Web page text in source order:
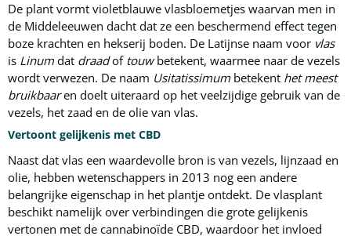
De plant vormt violetblauwe vlasbloemetjes waarvan men in
de Middeleeuwen dacht dat ze een beschermend effect tegen
boze krachten en hekserij boden. De Latijnse naam voor vlas
is Linumdat draadof touwbetekent, waarmee naar de vezels
wordt verwezen. De naam Usitatissimumbetekent het meest
bruikbaaren doelt uiteraard op het veelzijdige gebruik van de
vezels, het zaad en de olie van vlas.
Vertoont gelijkenis met CBD
Naast dat vlas een waardevolle bron is van vezels, lijnzaad en
olie, hebben wetenschappers in 2013 nog een andere
belangrijke eigenschap in het plantje ontdekt. De vlasplant
beschikt namelijk over verbindingen die grote gelijkenis
vertonen met de cannabinoïde CBD, waardoor het invloed